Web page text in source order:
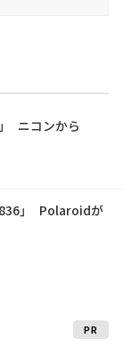
ニコンから
」 Polaroidが
PR